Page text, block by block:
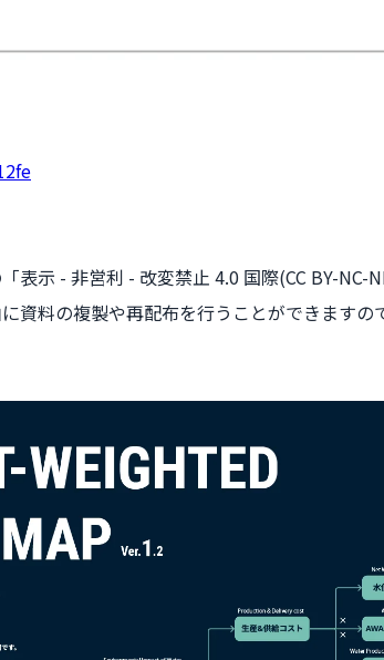
表示 - 非営利 - 改変禁止 4.0 国際(CC BY-
資料の複製や再配布を行うことができますの